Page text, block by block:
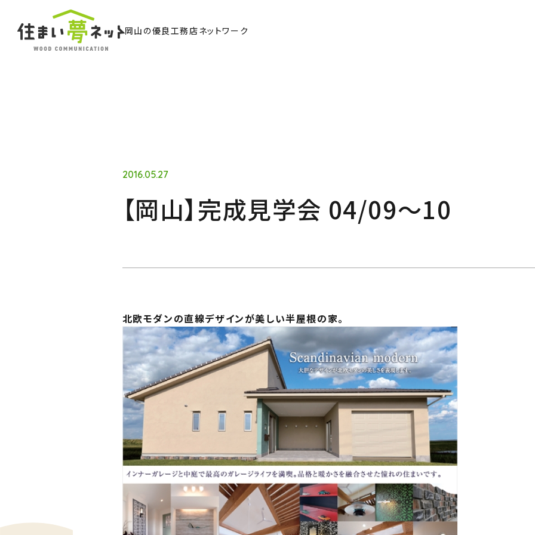
岡山の優良工務店ネットワーク
Concept
Philosophy
Members
住まい夢ネット加盟工務店
じ
2016.05.27
【岡山】完成見学会 04/09～10
北欧モダンの直線デザインが美しい半屋根の家。